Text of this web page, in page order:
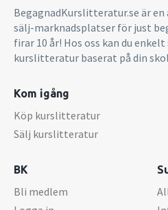
BegagnadKurslitteratur.se är en
sälj-marknadsplatser för just
firar 10 år! Hos oss kan du
kurslitteratur baserat på din
Kom igång
Köp kurslitteratur
Sälj kurslitteratur
BK
Bli medlem